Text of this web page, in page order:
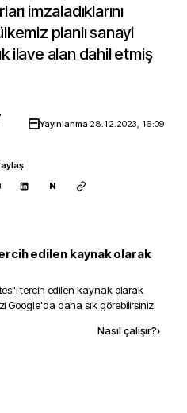
imzaladıklarını
planlı sanayi
ilave alan dahil etmiş
Yayınlanma 28.12.2023, 16:09
N
edilen kaynak olarak
'i tercih edilen kaynak olarak
Google'da daha sık görebilirsiniz.
Nasıl çalışır?›